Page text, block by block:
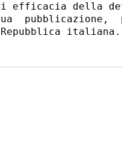
efficacia della